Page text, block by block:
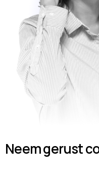
Neem gerust